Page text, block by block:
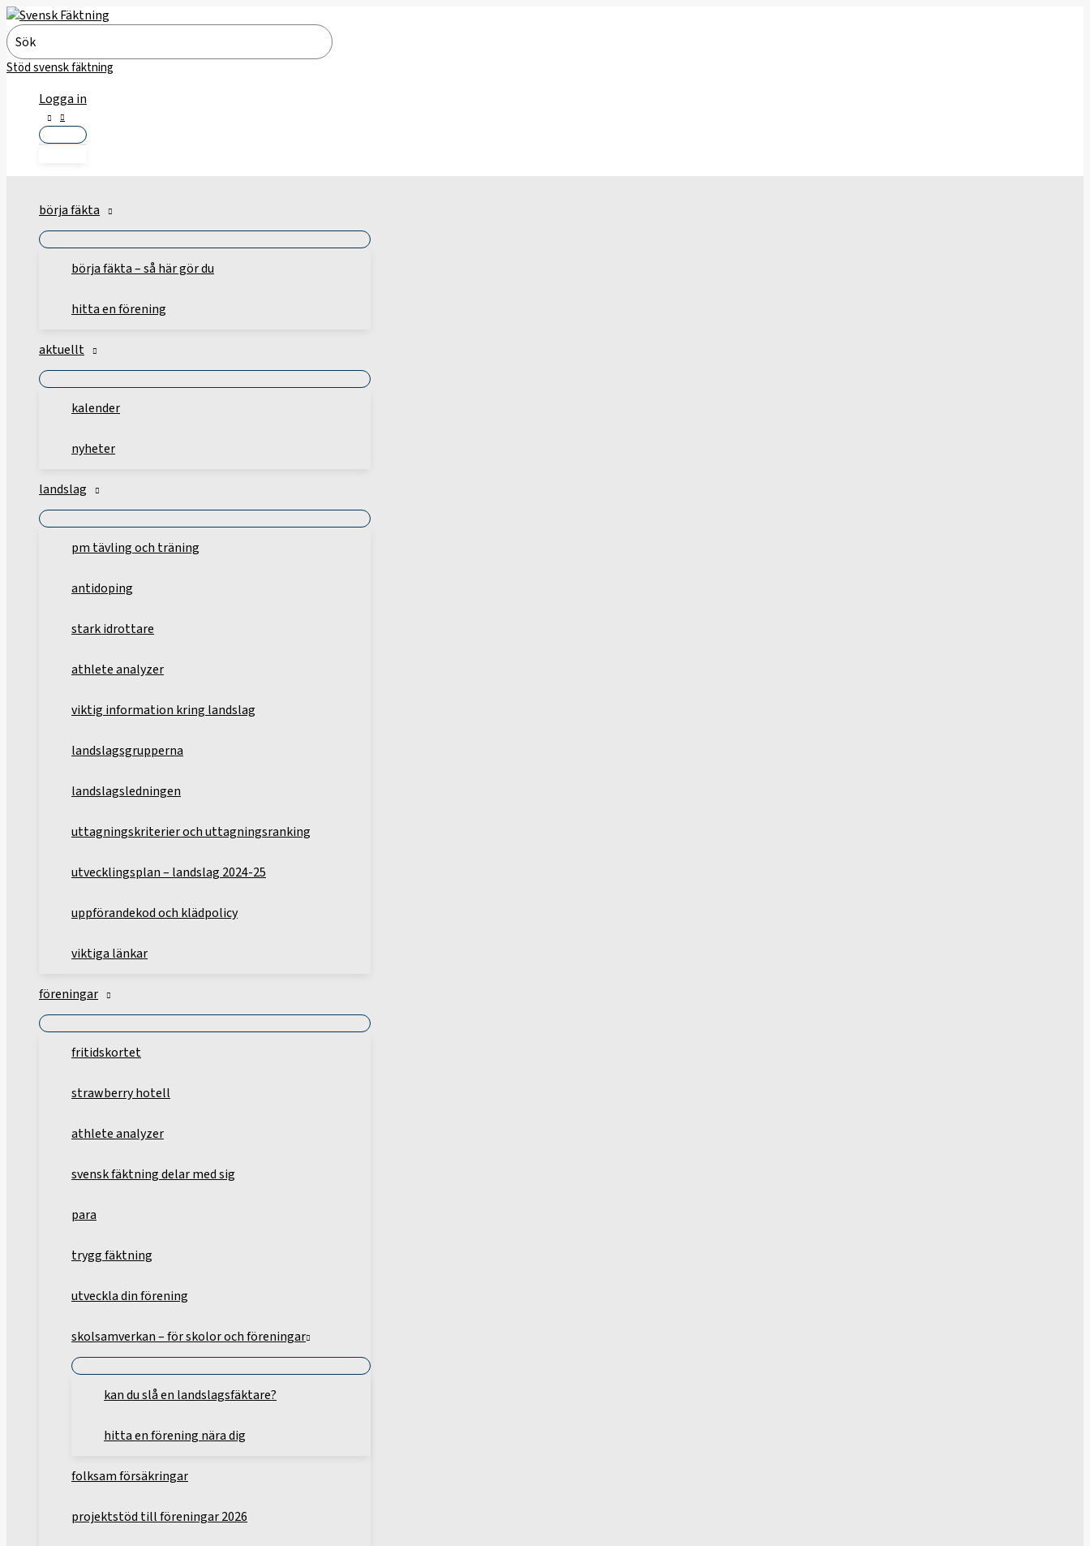
Hoppa
till
innehåll
Search
for:
Stöd svensk fäktning
Logga in
börja fäkta
börja fäkta – så här gör du
hitta en förening
aktuellt
kalender
nyheter
landslag
pm tävling och träning
antidoping
stark idrottare
athlete analyzer
viktig information kring landslag
landslagsgrupperna
landslagsledningen
uttagningskriterier och uttagningsranking
utvecklingsplan – landslag 2024-25
uppförandekod och klädpolicy
viktiga länkar
föreningar
fritidskortet
strawberry hotell
athlete analyzer
svensk fäktning delar med sig
para
trygg fäktning
utveckla din förening
skolsamverkan – för skolor och föreningar
kan du slå en landslagsfäktare?
hitta en förening nära dig
folksam försäkringar
projektstöd till föreningar 2026